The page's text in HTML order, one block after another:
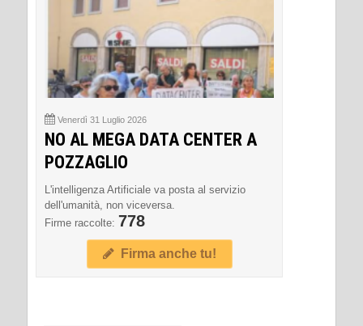
Venerdì 31 Luglio 2026
NO AL MEGA DATA CENTER A
POZZAGLIO
L'intelligenza Artificiale va posta al servizio
dell'umanità, non viceversa.
Firme raccolte: 778
Firma anche tu!